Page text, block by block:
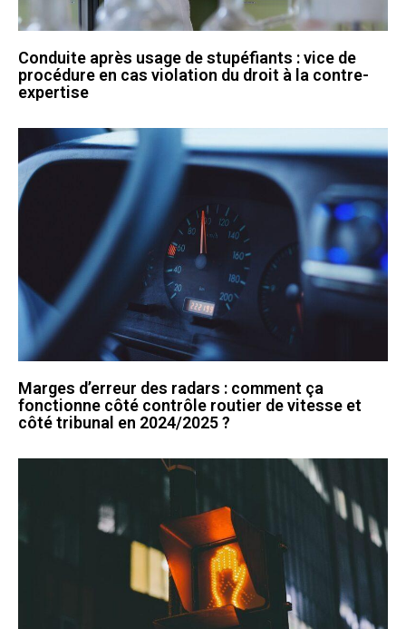
Conduite après usage de stupéfiants : vice de
procédure en cas violation du droit à la contre-
expertise
Marges d’erreur des radars : comment ça
fonctionne côté contrôle routier de vitesse et
côté tribunal en 2024/2025 ?